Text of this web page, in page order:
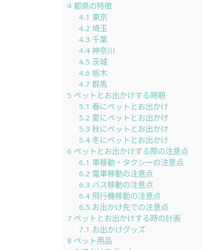
4 都県の特徴
4.1 東京
4.2 埼玉
4.3 千葉
4.4神奈川
4.5 茨城
4.6 栃木
4.7 群馬
5 ペットとお出かけする時期
5.1 春にペットとお出かけ
5.2 夏にペットとお出かけ
5.3 秋にペットとお出かけ
5.4冬にペットとお出かけ
6 ペットとお出かけする際の注意点
6.1 車移動・タクシーの注意点
6.2 電車移動の注意点
6.3 バス移動の注意点
6.4飛行機移動の注意点
6.5 お出かけ先での注意点
7 ペットとお出かけする時の計画
7.1 お出かけグッズ
8 ペット用品